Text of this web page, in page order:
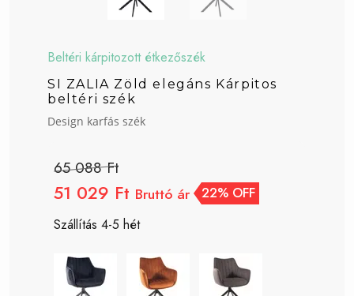
Beltéri kárpitozott étkezőszék
SI ZALIA Zöld elegáns Kárpitos
beltéri szék
Design karfás szék
65 088 Ft
51 029 Ft Bruttó ár
22% OFF
Szállítás 4-5 hét